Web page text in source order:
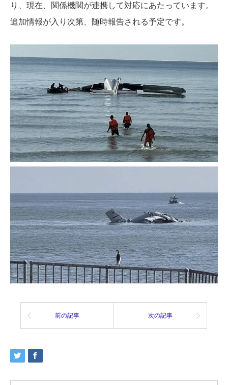
り、現在、関係機関が連携して対応にあたっています。
追加情報が入り次第、随時報告される予定です。
前の記事 次の記事